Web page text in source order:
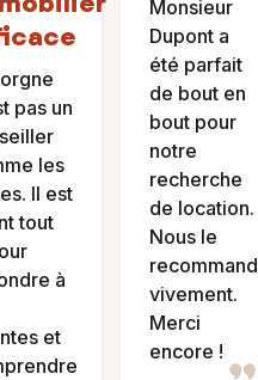
pas un
les
Il est
tout
à
et
Monsieur
Dupont a
été parfait
de bout en
bout pour
notre
recherche
de location.
Nous le
vivement.
Merci
encore !